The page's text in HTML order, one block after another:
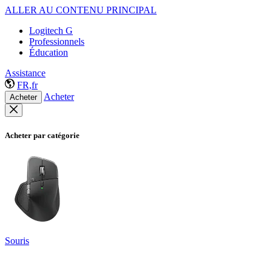
ALLER AU CONTENU PRINCIPAL
Logitech G
Professionnels
Éducation
Assistance
FR,fr
Acheter Acheter
Acheter par catégorie
Souris